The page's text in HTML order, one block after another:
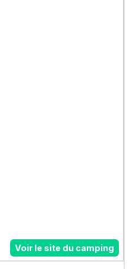
Voir le site du camping